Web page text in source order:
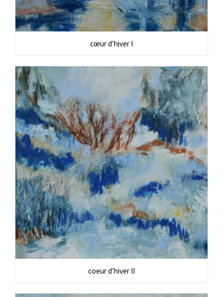
cœur d’hiver I
coeur d’hiver II